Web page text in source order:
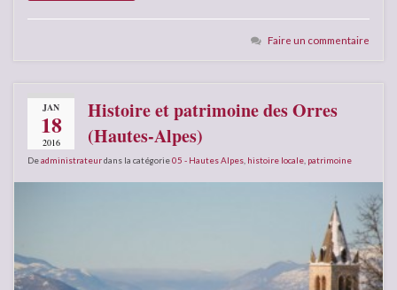
Faire un commentaire
JAN
18
2016
Histoire et patrimoine des Orres
(Hautes-Alpes)
Deadministrateurdans la catégorie05 - Hautes Alpes histoire locale patrimoine